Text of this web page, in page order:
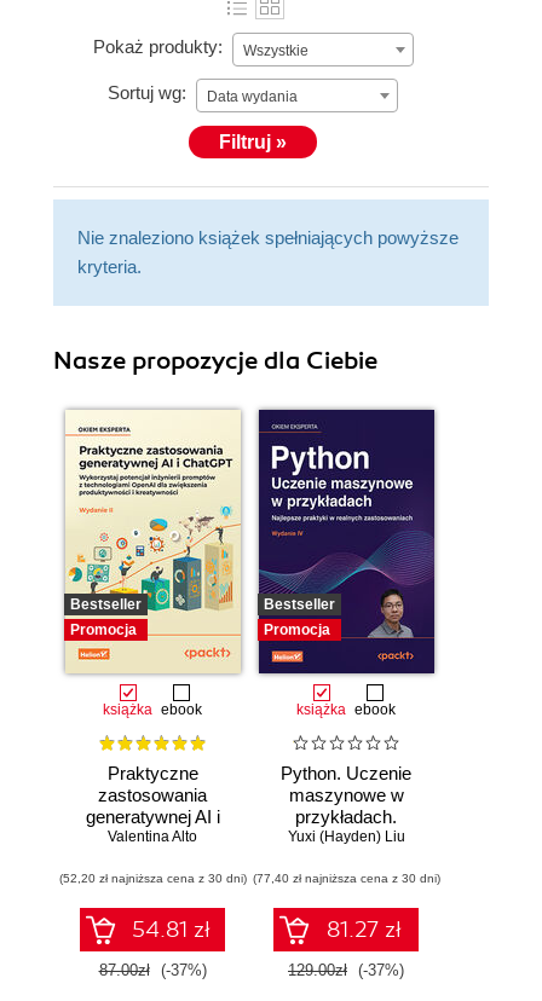
Pokaż produkty: Wszystkie
Sortuj wg: Data wydania
Filtruj »
Nie znaleziono książek spełniających powyższe
kryteria.
Nasze propozycje dla Ciebie
Bestseller
Promocja
książka ebook
Praktyczne
zastosowania
generatywnej AI i
ChatGPT.
potencjał inżynierii
promptów z
technologiami
OpenAI dla
zwiększenia
Valentina Alto
(52,20 zł najniższa cena z 30 dni)
54.81 zł
87.00zł (-37%)
Bestseller
Promocja
książka ebook
Python. Uczenie
maszynowe w
przykładach.
Najlepsze praktyki
zastosowaniach.
Wydanie IV
Yuxi (Hayden) Liu
(77,40 zł najniższa cena z 30 dni)
81.27 zł
129.00zł (-37%)